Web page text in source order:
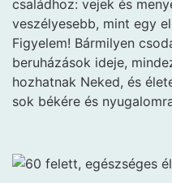
családhoz: vejek és
veszélyesebb, mint egy
Figyelem! Bármilyen
beruházások ideje,
hozhatnak Neked, és
sok békére és